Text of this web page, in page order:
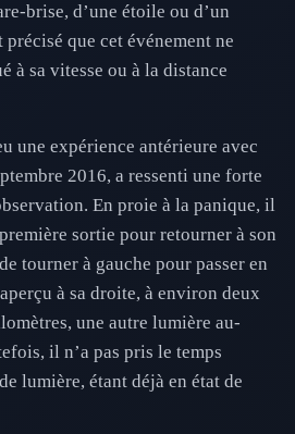
brise, d’une étoile ou d’un
que cet événement ne
à sa vitesse ou à la distance
une expérience antérieure avec
2016, a ressenti une forte
En proie à la panique, il
sortie pour retourner à son
tourner à gauche pour passer en
à sa droite, à environ deux
une autre lumière au-
il n’a pas pris le temps
lumière, étant déjà en état de